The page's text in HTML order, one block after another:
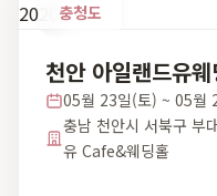
충청도
천안 아일랜드유
05월 23일(토) ~ 05월
충남 천안시 서북구 부
유 Cafe&웨딩홀